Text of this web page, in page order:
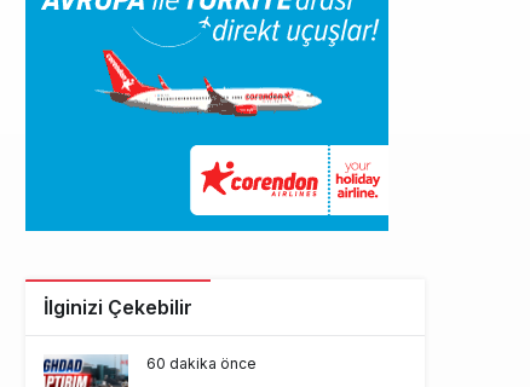
İlginizi Çekebilir
60 dakika önce